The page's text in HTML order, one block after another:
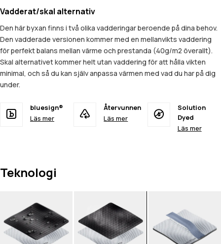
Vadderat/skal alternativ
Den här byxan finns i två olika vadderingar beroende på dina behov.
Den vadderade versionen kommer med en mellanvikts vaddering
för perfekt balans mellan värme och prestanda (40g/m2 överallt).
Skal alternativet kommer helt utan vaddering för att hålla vikten
minimal, och så du kan själv anpassa värmen med vad du har på dig
under.
bluesign®
Läs mer
Återvunnen
Läs mer
Solution
Dyed
Läs mer
Teknologi